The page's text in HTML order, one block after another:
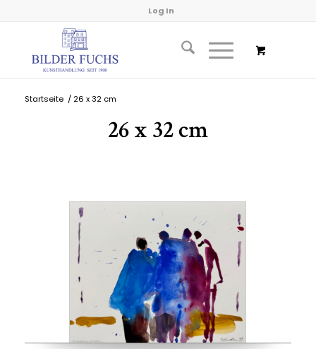
Log In
Startseite / 26 x 32 cm
26 x 32 cm